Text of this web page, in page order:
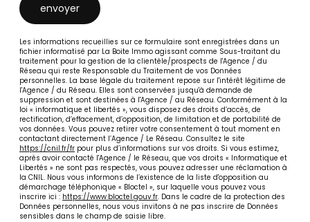
envoyer
Les informations recueillies sur ce formulaire sont enregistrées dans un
fichier informatisé par La Boite Immo agissant comme Sous-traitant du
traitement pour la gestion de la clientèle/prospects de l'Agence / du
Réseau qui reste Responsable du Traitement de vos Données
personnelles. La base légale du traitement repose sur l'intérêt légitime de
l'Agence / du Réseau. Elles sont conservées jusqu'à demande de
suppression et sont destinées à l'Agence / au Réseau. Conformément à la
loi « informatique et libertés », vous disposez des droits d’accès, de
rectification, d’effacement, d’opposition, de limitation et de portabilité de
vos données. Vous pouvez retirer votre consentement à tout moment en
contactant directement l’Agence / Le Réseau. Consultez le site
https://cnil.fr/fr pour plus d’informations sur vos droits. Si vous estimez,
après avoir contacté l'Agence / le Réseau, que vos droits « Informatique et
Libertés » ne sont pas respectés, vous pouvez adresser une réclamation à
la CNIL. Nous vous informons de l’existence de la liste d'opposition au
démarchage téléphonique « Bloctel », sur laquelle vous pouvez vous
inscrire ici : https://www.bloctel.gouv.fr. Dans le cadre de la protection des
Données personnelles, nous vous invitons à ne pas inscrire de Données
sensibles dans le champ de saisie libre.